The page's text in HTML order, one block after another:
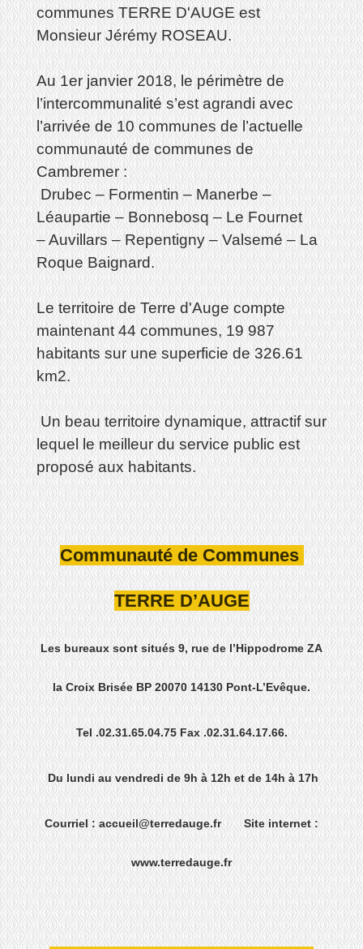
communes TERRE D'AUGE est
Monsieur Jérémy ROSEAU.
Au 1er janvier 2018, le périmètre de
l’intercommunalité s’est agrandi avec
l’arrivée de 10 communes de l’actuelle
communauté de communes de
Cambremer :
Drubec – Formentin – Manerbe –
Léaupartie – Bonnebosq – Le Fournet
– Auvillars – Repentigny – Valsemé – La
Roque Baignard.
Le territoire de Terre d'Auge compte
maintenant 44 communes, 19 987
habitants sur une superficie de 326.61
km2.
Un beau territoire dynamique, attractif sur
lequel le meilleur du service public est
proposé aux habitants.
Communauté de Communes
TERRE D’AUGE
Les bureaux sont situés 9, rue de l’Hippodrome ZA
la Croix Brisée BP 20070 14130 Pont-L’Evêque.
Tel .02.31.65.04.75 Fax .02.31.64.17.66.
Du lundi au vendredi de 9h à 12h et de 14h à 17h
Courriel : accueil@terredauge.fr Site internet :
www.terredauge.fr